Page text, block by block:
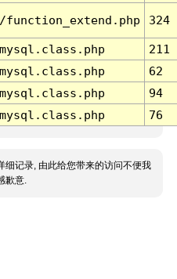
324
211
62
94
76
细记录, 由此给您带来的访问不便我
歉意.